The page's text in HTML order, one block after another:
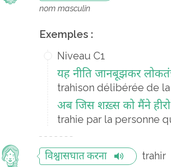
nom masculin
Exemples :
Niveau C1
यह नीति जानबूझकर
trahison délibérée de
अब जिस शख़्स को मैंने हीरो
trahie par la personne
विश्वासघात करना trahir